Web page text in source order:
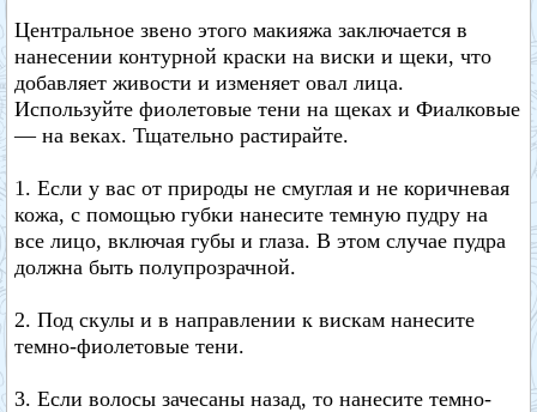
Центральное звено этого макияжа заключается в
нанесении контурной краски на виски и щеки, что
добавляет живости и изменяет овал лица.
Используйте фиолетовые тени на щеках и Фиалковые
— на веках. Тщательно растирайте.
1. Если у вас от природы не смуглая и не коричневая
кожа, с помощью губки нанесите темную пудру на
все лицо, включая губы и глаза. В этом случае пудра
должна быть полупрозрачной.
2. Под скулы и в направлении к вискам нанесите
темно-фиолетовые тени.
3. Если волосы зачесаны назад, то нанесите темно-